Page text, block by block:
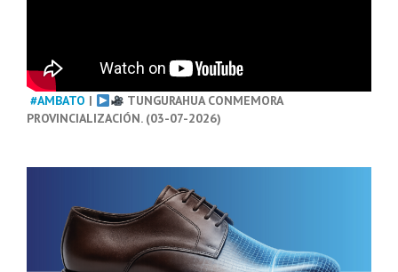
#AMBATO |
TUNGURAHUA CONMEMORA
PROVINCIALIZACIÓN. (03-07-2026)